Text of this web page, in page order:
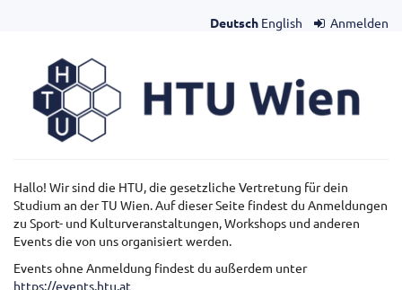
springen
Deutsch English Anmelden
HTU
Wien
Hallo! Wir sind die HTU, die gesetzliche Vertretung für dein
Studium an der TU Wien. Auf dieser Seite findest du Anmeldungen
zu Sport- und Kulturveranstaltungen, Workshops und anderen
Events die von uns organisiert werden.
Events ohne Anmeldung findest du außerdem unter
https://events.htu.at